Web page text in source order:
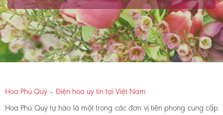
Hoa Phú Quý – Điện hoa uy tín tại Việt Nam
Hoa Phú Quý tự hào là một trong các đơn vị tiên phong cung cấp